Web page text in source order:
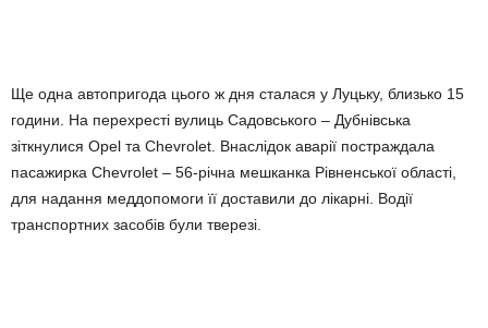
Ще одна автопригода цього ж дня сталася у Луцьку, близько 15
години. На перехресті вулиць Садовського – Дубнівська
зіткнулися Opel та Chevrolet. Внаслідок аварії постраждала
пасажирка Chevrolet – 56-річна мешканка Рівненської області,
для надання меддопомоги її доставили до лікарні. Водії
транспортних засобів були тверезі.